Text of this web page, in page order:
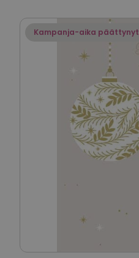
Kampanja-aika päättynyt